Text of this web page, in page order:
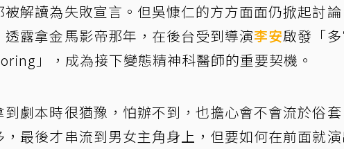
被解讀為失敗宣言。但吳慷仁的方方面面仍掀起討
透露拿金馬影帝那年，在後台受到導演李安啟發「
」，成為接下變態精神科醫師的重要契機。
到劇本時很猶豫，怕辦不到，也擔心會不會流於俗
，最後才串流到男女主角身上，但要如何在前面就